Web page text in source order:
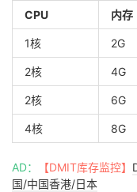
CPU 内存
1核 2G
2核 4G
2核 6G
4核 8G
AD： 【DMIT库存监控】
国/中国香港/日本